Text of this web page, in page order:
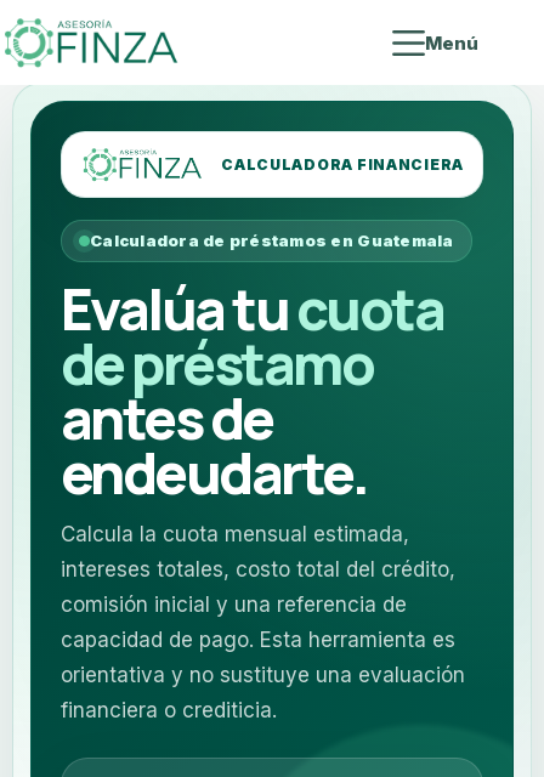
Menú
CALCULADORA FINANCIERA
Calculadora de préstamos en Guatemala
Evalúa tucuota
de préstamo
antes de
endeudarte.
Calcula la cuota mensual estimada,
intereses totales, costo total del crédito,
comisión inicial y una referencia de
capacidad de pago. Esta herramienta es
orientativa y no sustituye una evaluación
financiera o crediticia.